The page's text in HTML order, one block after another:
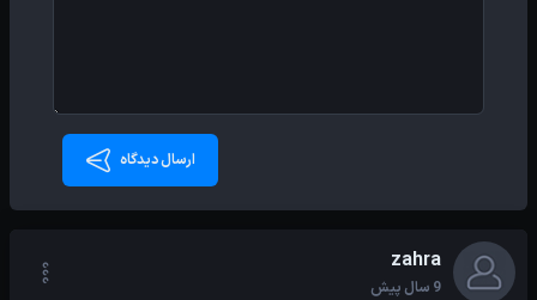
ارسال دیدگاه
zahra
9 سال پیش